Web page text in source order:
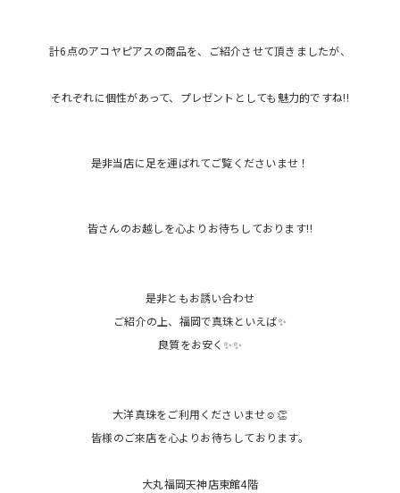
計6点のアコヤピアスの商品を、ご紹介させて頂きましたが、
それぞれに個性があって、プレゼントとしても魅力的ですね‼️
是非当店に足を運ばれてご覧くださいませ！
皆さんのお越しを心よりお待ちしております‼️
是非ともお誘い合わせ
ご紹介の上、福岡で真珠といえば✨
良質をお安く✨✨
大洋真珠をご利用くださいませ☺️👏
皆様のご來店を心よりお待ちしております。
大丸福岡天神店東館4階